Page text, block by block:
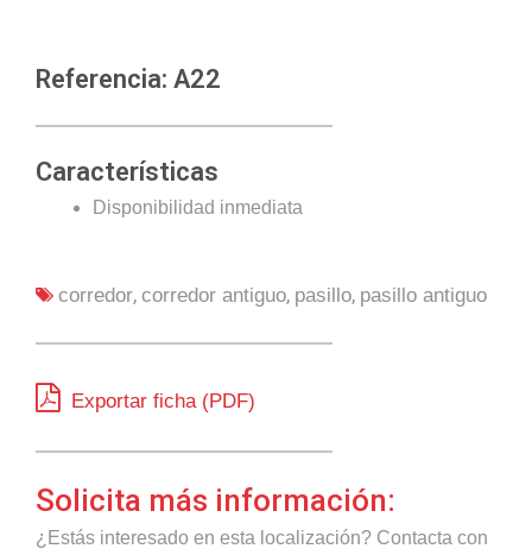
Referencia: A22
Características
Disponibilidad inmediata
corredor, corredor antiguo, pasillo, pasillo antiguo
Exportar ficha (PDF)
Solicita más información:
¿Estás interesado en esta localización? Contacta con